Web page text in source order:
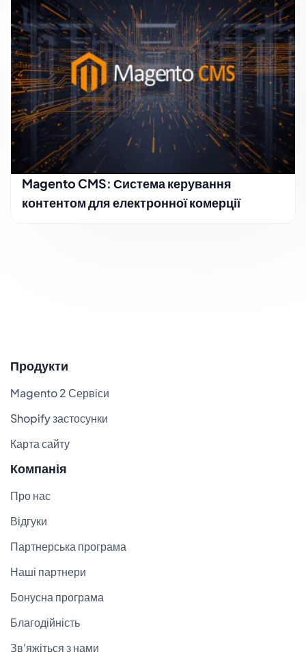
Magento CMS: Система керування
контентом для електронної комерції
Продукти
Magento 2 Сервіси
Shopify застосунки
Карта сайту
Компанія
Про нас
Відгуки
Партнерська програма
Наші партнери
Бонусна програма
Благодійність
Зв'яжіться з нами